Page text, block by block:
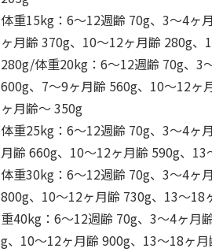
体重15kg：6～12週齢 70g、3～4ヶ
ヶ月齢 370g、10～12ヶ月齢 280g
280g/体重20kg：6～12週齢 70g、3
600g、7～9ヶ月齢 560g、10～12ヶ
ヶ月齢～ 350g
体重25kg：6～12週齢 70g、3～4ヶ
月齢 660g、10～12ヶ月齢 590g、
体重30kg：6～12週齢 70g、3～4ヶ
800g、10～12ヶ月齢 730g、13～
重40kg：6～12週齢 70g、3～4ヶ月
g、10～12ヶ月齢 900g、13～18ヶ